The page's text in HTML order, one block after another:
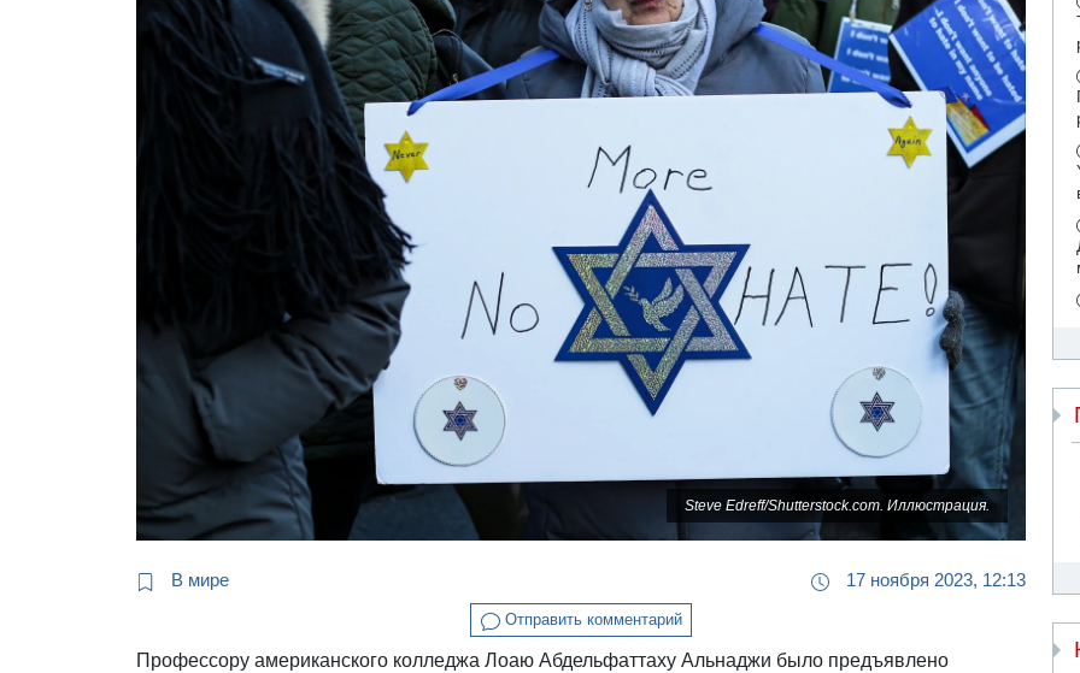
Steve Edreff/Shutterstock.com. Иллюстрация.
В мире 17 ноября 2023, 12:13
Отправить комментарий
Профессору американского колледжа Лоаю Абдельфаттаху Альнаджи было предъявлено